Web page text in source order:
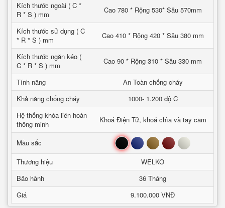
Kích thước ngoài ( C *
R * S ) mm
Cao 780 * Rộng 530* Sâu 570mm
Kích thước sử dụng ( C
* R * S ) mm
Cao 410 * Rộng 420 * Sâu 380 mm
Kích thước ngăn kéo (
C * R * S ) mm
Cao 90 * Rộng 310 * Sâu 330 mm
Tính năng
An Toàn chống cháy
Khả năng chống cháy
1000- 1.200 độ C
Hệ thống khóa liên hoàn
thông minh
Khoá Điện Tử, khoá chìa và tay cầm
Mầu sắc Đen Xanh Nâu Đỏ Trắng
Thương hiệu
WELKO
Bảo hành
36 Tháng
Giá
9.100.000 VNĐ